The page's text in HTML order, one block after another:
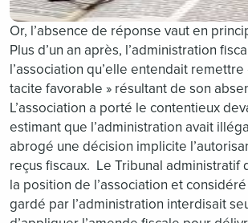
Or, l’absence de réponse vaut en
Plus d’un an après, l’administration
l’association qu’elle entendait remettre
tacite favorable » résultant de son
L’association a porté le contentieux
estimant que l’administration avait
abrogé une décision implicite
reçus fiscaux. Le Tribunal administratif
la position de l’association et
gardé par l’administration interdisait